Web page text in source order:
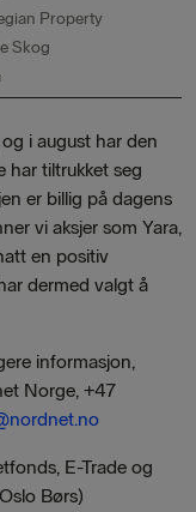
Property
Skog
i august har den
har tiltrukket seg
er billig på dagens
vi aksjer som Yara,
en positiv
dermed valgt å
informasjon,
Norge, +47
E-Trade og
Børs)